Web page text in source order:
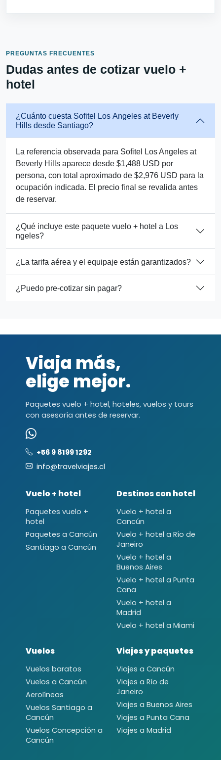
PREGUNTAS FRECUENTES
Dudas antes de cotizar vuelo +
hotel
¿Cuánto cuesta Sofitel Los Angeles at Beverly
Hills desde Santiago?
La referencia observada para Sofitel Los Angeles at
Beverly Hills aparece desde $1,488 USD por
persona, con total aproximado de $2,976 USD para la
ocupación indicada. El precio final se revalida antes
de reservar.
¿Qué incluye este paquete vuelo + hotel a Los
ngeles?
¿La tarifa aérea y el equipaje están garantizados?
¿Puedo pre-cotizar sin pagar?
Viaja más,
elige mejor.
Paquetes vuelo + hotel, hoteles, vuelos y tours
con asesoría antes de reservar.
+56 9 8199 1292
info@travelviajes.cl
Vuelo + hotel
Paquetes vuelo +
hotel
Paquetes a Cancún
Santiago a Cancún
Destinos con hotel
Vuelo + hotel a
Cancún
Vuelo + hotel a Río de
Janeiro
Vuelo + hotel a
Buenos Aires
Vuelo + hotel a Punta
Cana
Vuelo + hotel a
Madrid
Vuelo + hotel a Miami
Vuelos
Vuelos baratos
Vuelos a Cancún
Aerolíneas
Vuelos Santiago a
Cancún
Vuelos Concepción a
Cancún
Viajes y paquetes
Viajes a Cancún
Viajes a Río de
Janeiro
Viajes a Buenos Aires
Viajes a Punta Cana
Viajes a Madrid